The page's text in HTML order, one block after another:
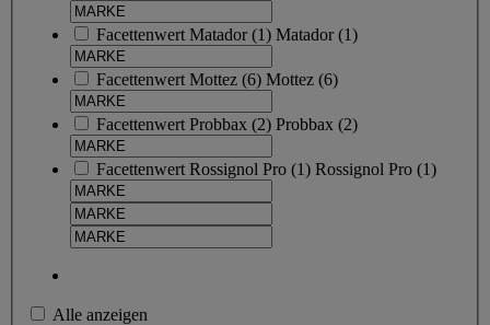
Facettenwert Matador(1) Matador(1)
Facettenwert Mottez (6) Mottez (6)
Facettenwert Probbax (2) Probbax (2)
Facettenwert Rossignol Pro (1) Rossignol Pro (1)
Alle anzeigen